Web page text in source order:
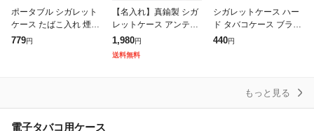
ポータブル シガレット
ケース たばこ入れ 煙草
ケース 20本収納 耐圧
779円
【名入れ】真鍮製 シガ
レットケース アンティ
ーク かっこいい タバコ
ケース 煙草入れ メンズ
煙草ケース ワンタッチ
1,980円
送料無料
シガレットケース ハー
ド タバコケース ブラッ
ク シルバー 通常サイズ
440円
もっと見る
電子タバコ用ケース